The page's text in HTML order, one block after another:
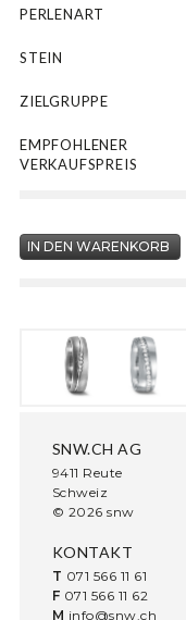
PERLENART
STEIN
ZIELGRUPPE
EMPFOHLENER
VERKAUFSPREIS
SNW.CH AG
9411 Reute
Schweiz
© 2026 snw
KONTAKT
T 071 566 11 61
F 071 566 11 62
M info@snw.ch